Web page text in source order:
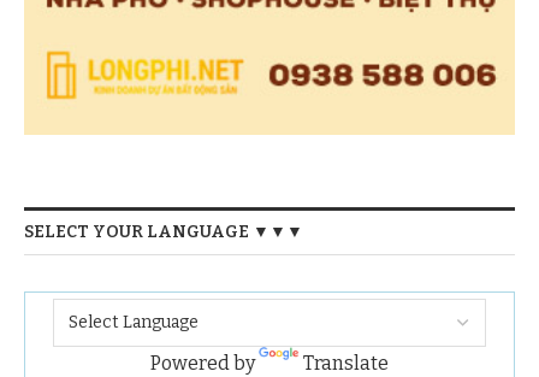
SELECT YOUR LANGUAGE ▼▼▼
Powered by Translate